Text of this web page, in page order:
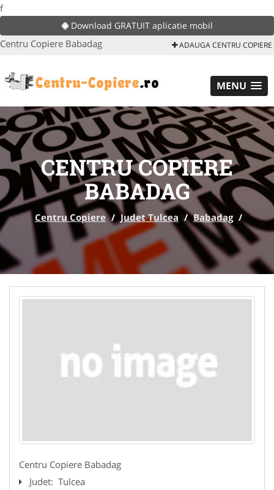
f
Download GRATUIT aplicatie mobil
Centru Copiere Babadag ADAUGA CENTRU COPIERE
MENU
CENTRU COPIERE
BABADAG
Centru Copiere / Judet Tulcea / Babadag /
Centru Copiere Babadag
Judet: Tulcea